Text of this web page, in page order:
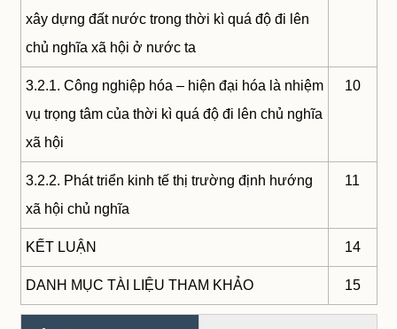
xây dựng đất nước trong thời kì quá độ đi lên
chủ nghĩa xã hội ở nước ta
3.2.1. Công nghiệp hóa – hiện đại hóa là nhiệm
vụ trọng tâm của thời kì quá độ đi lên chủ nghĩa
xã hội
10
3.2.2. Phát triển kinh tế thị trường định hướng
xã hội chủ nghĩa
11
KẾT LUẬN 14
DANH MỤC TÀI LIỆU THAM KHẢO 15